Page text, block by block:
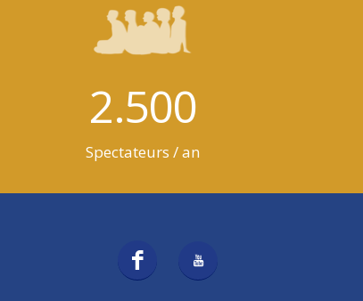
2.500
Spectateurs / an